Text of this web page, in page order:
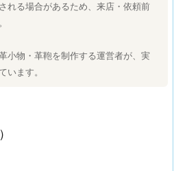
れる場合があるため、来店・依頼前
小物・革鞄を制作する運営者が、実
います。